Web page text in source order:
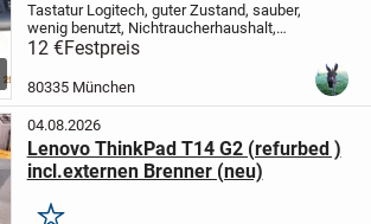
Tastatur Logitech, guter Zustand, sauber,
wenig benutzt, Nichtraucherhaushalt,
Besichtigung erwünscht, Verkaufspreis
12 € - Versand möglich (wird gut
verpackt) 8 € - Bezahlung: Bar, Paypal
12 €Festpreis
80335 München
04.08.2026
Lenovo ThinkPad T14 G2 (refurbed )
incl.externen Brenner (neu)